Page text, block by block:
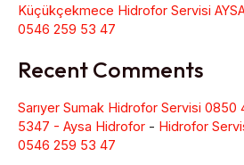
Küçükçekmece Hidrofor Servisi
0546 259 53 47
Recent Comments
Sarıyer Sumak Hidrofor Servisi
5347 - Aysa Hidrofor - Hidrofor
0546 259 53 47